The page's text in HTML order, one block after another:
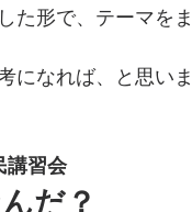
た形で、テーマを
なれば、と思いま
講習会
だ？